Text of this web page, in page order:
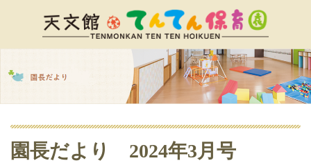
園長だより 2024年3月号